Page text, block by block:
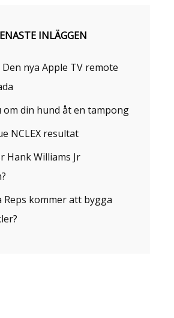
INLÄGGEN
Den nya Apple TV remote
om din hund åt en tampong
NCLEX resultat
Hank Williams Jr
Reps kommer att bygga